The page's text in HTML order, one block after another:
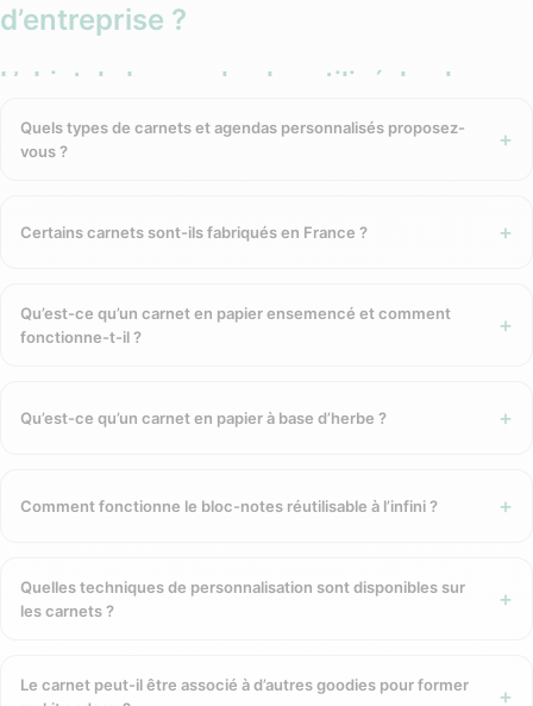
d’entreprise ?
L’objet de bureau le plus utilisé, le plus
longtemps conservé
réunions, prises de notes, brainstorming, journaling. Il est
est présent à chaque ouverture, pendant toute la durée de
vie du carnet.
dès la première page
cohérents avec vos engagements environnementaux. Un
carnet éco-responsable, c’est un argument RSE tangible que
Nos carnets et agendas
Quels types de carnets et agendas personnalisés proposez-
vous ?
Certains carnets sont-ils fabriqués en France ?
Qu’est-ce qu’un carnet en papier ensemencé et comment
fonctionne-t-il ?
Qu’est-ce qu’un carnet en papier à base d’herbe ?
Comment fonctionne le bloc-notes réutilisable à l’infini ?
Quelles techniques de personnalisation sont disponibles sur
les carnets ?
Le carnet peut-il être associé à d’autres goodies pour former